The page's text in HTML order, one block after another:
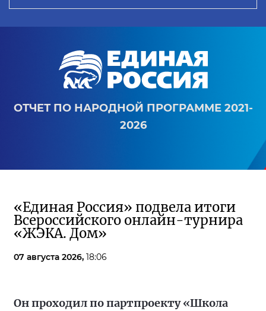
ОТЧЕТ ПО НАРОДНОЙ ПРОГРАММЕ 2021-
2026
«Единая Россия» подвела итоги
Всероссийского онлайн-турнира
«ЖЭКА. Дом»
07 августа 2026, 18:06
Он проходил по партпроекту «Школа